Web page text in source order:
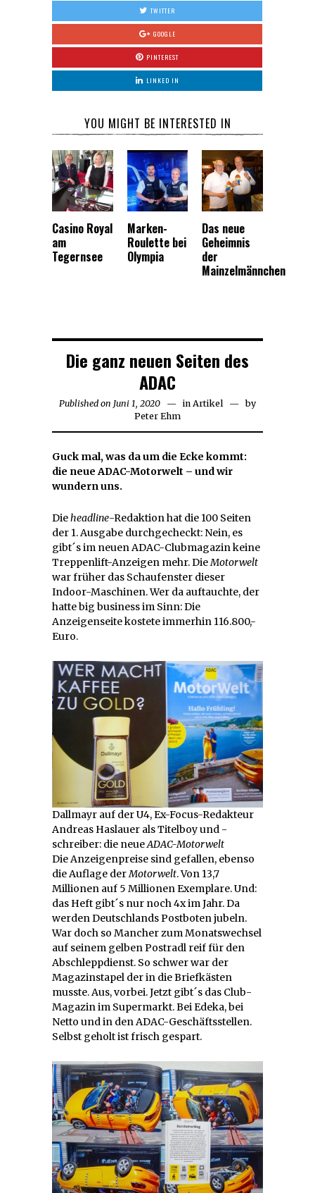
TWITTER
GOOGLE
PINTEREST
LINKED IN
YOU MIGHT BE INTERESTED IN
Casino Royal
am
Tegernsee
Marken-
Roulette bei
Olympia
Das neue
Geheimnis
der
Mainzelmännchen
Die ganz neuen Seiten des
ADAC
Published on Juni 1, 2020 Juni
1,
in Artikel
by
Peter Ehm
Guck mal, was da um die Ecke kommt:
die neue ADAC-Motorwelt – und wir
wundern uns.
Dieheadline-Redaktion hat die 100 Seiten
der 1. Ausgabe durchgecheckt: Nein, es
gibt´s im neuen ADAC-Clubmagazin keine
Treppenlift-Anzeigen mehr. DieMotorwelt
war früher das Schaufenster dieser
Indoor-Maschinen. Wer da auftauchte, der
hatte big business im Sinn: Die
Anzeigenseite kostete immerhin 116.800,-
Euro.
Dallmayr auf der U4, Ex-Focus-Redakteur
Andreas Haslauer als Titelboy und -
schreiber: die neueADAC-Motorwelt
Die Anzeigenpreise sind gefallen, ebenso
die Auflage derMotorwelt. Von 13,7
Millionen auf 5 Millionen Exemplare. Und:
das Heft gibt´s nur noch 4x im Jahr. Da
werden Deutschlands Postboten jubeln.
War doch so Mancher zum Monatswechsel
auf seinem gelben Postradl reif für den
Abschleppdienst. So schwer war der
Magazinstapel der in die Briefkästen
musste. Aus, vorbei. Jetzt gibt´s das Club-
Magazin im Supermarkt. Bei Edeka, bei
Netto und in den ADAC-Geschäftsstellen.
Selbst geholt ist frisch gespart.